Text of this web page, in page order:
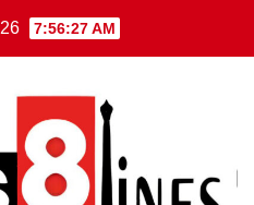
7:56:28 AM